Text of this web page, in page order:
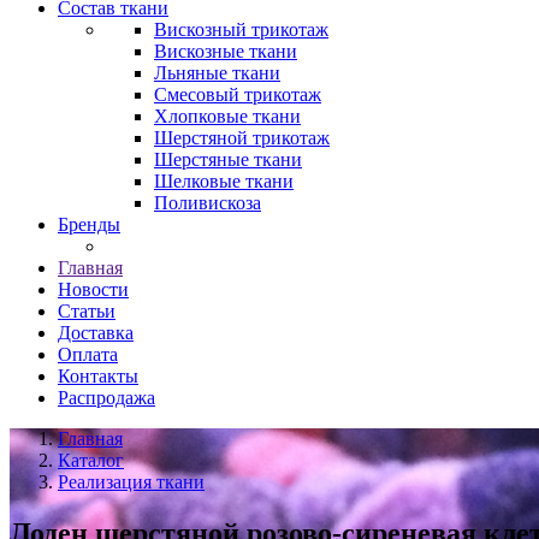
Состав ткани
Вискозный трикотаж
Вискозные ткани
Льняные ткани
Смесовый трикотаж
Хлопковые ткани
Шерстяной трикотаж
Шерстяные ткани
Шелковые ткани
Поливискоза
Бренды
Главная
Новости
Статьи
Доставка
Оплата
Контакты
Распродажа
Главная
Каталог
Реализация ткани